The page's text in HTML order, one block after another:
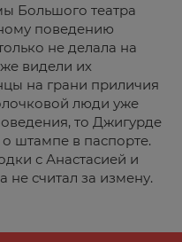
Большого театра
поведению
не делала на
видели их
на грани приличия
люди уже
то Джигурде
штампе в паспорте.
с Анастасией и
считал за измену.